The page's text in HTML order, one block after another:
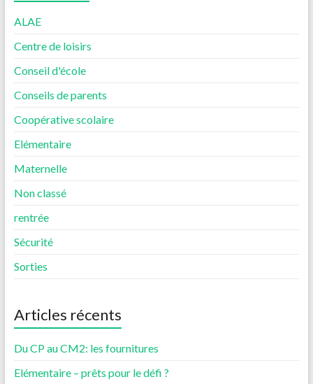
ALAE
Centre de loisirs
Conseil d'école
Conseils de parents
Coopérative scolaire
Elémentaire
Maternelle
Non classé
rentrée
Sécurité
Sorties
Articles récents
Du CP au CM2: les fournitures
Elémentaire – prêts pour le défi ?